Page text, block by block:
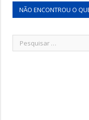
NÃO ENCONTROU O